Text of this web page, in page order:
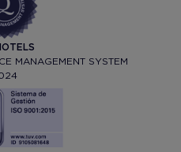
MANAGEMENT SYSTEM